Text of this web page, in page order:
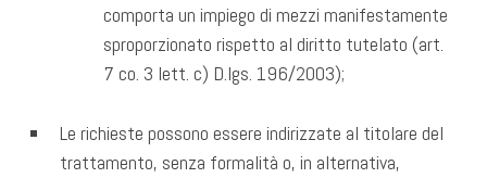
comporta un impiego di mezzi manifestamente
sproporzionato rispetto al diritto tutelato (art.
7 co. 3 lett. c) D.lgs. 196/2003);
Le richieste possono essere indirizzate al titolare del
trattamento, senza formalità o, in alternativa,